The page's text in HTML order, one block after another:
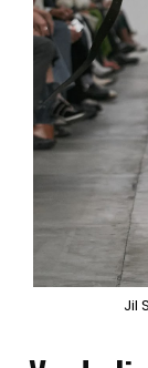
Jil